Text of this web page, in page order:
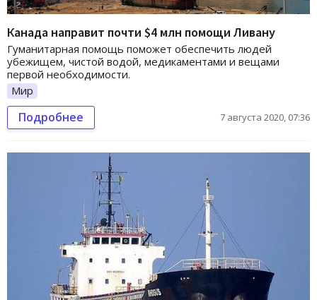
Канада направит почти $4 млн помощи Ливану
Гуманитарная помощь поможет обеспечить людей
убежищем, чистой водой, медикаментами и вещами
первой необходимости.
Мир
Подробнее 7 августа 2020, 07:36